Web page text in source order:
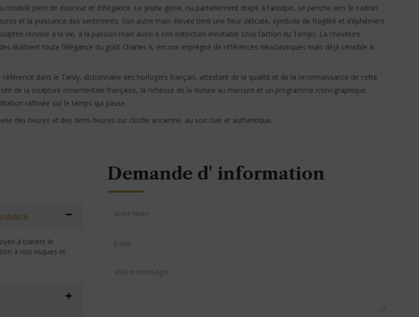
plein de douceur et d’élégance. Le jeune génie, nu partiellement drapé à l’antique, se penche vers le cadran
et la puissance des sentiments. Son autre main élevée tient une fleur délicate, symbole de fragilité et d’éphémère
renvoie à la vie, à la passion mais aussi à son extinction inévitable sous l’action du Temps. La chevelure
illustrent toute l’élégance du goût Charles X, encore imprégné de références néoclassiques mais déjà sensible à
dans le Tardy, dictionnaire des horlogers français, attestant de la qualité et de la reconnaissance de cette
de la sculpture ornementale française, la richesse de la dorure au mercure et un programme iconographique
raffinée sur le temps qui passe.
des heures et des demi-heures sur cloche ancienne, au son clair et authentique.
à travers le
à nos risques et
Demande d' information